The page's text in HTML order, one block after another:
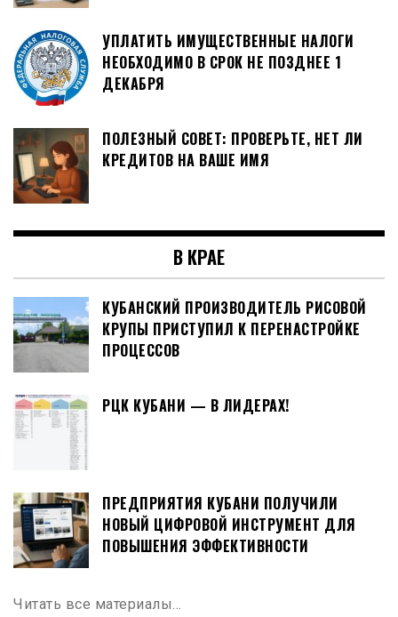
УПЛАТИТЬ ИМУЩЕСТВЕННЫЕ НАЛОГИ
НЕОБХОДИМО В СРОК НЕ ПОЗДНЕЕ 1
ДЕКАБРЯ
ПОЛЕЗНЫЙ СОВЕТ: ПРОВЕРЬТЕ, НЕТ ЛИ
КРЕДИТОВ НА ВАШЕ ИМЯ
В КРАЕ
КУБАНСКИЙ ПРОИЗВОДИТЕЛЬ РИСОВОЙ
КРУПЫ ПРИСТУПИЛ К ПЕРЕНАСТРОЙКЕ
ПРОЦЕССОВ
РЦК КУБАНИ — В ЛИДЕРАХ!
ПРЕДПРИЯТИЯ КУБАНИ ПОЛУЧИЛИ
НОВЫЙ ЦИФРОВОЙ ИНСТРУМЕНТ ДЛЯ
ПОВЫШЕНИЯ ЭФФЕКТИВНОСТИ
Читать все материалы…